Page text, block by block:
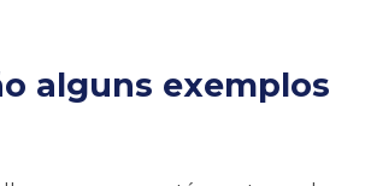
alguns exemplos